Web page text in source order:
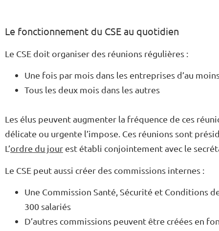
Le fonctionnement du CSE au quotidien
Le CSE doit organiser des réunions régulières :
Une fois par mois dans les entreprises d’au
Tous les deux mois dans les autres
Les élus peuvent augmenter la fréquence de ces
délicate ou urgente l’impose. Ces réunions sont
L’ordre du jour est établi conjointement avec le
Le CSE peut aussi créer des commissions internes :
Une Commission Santé, Sécurité et Conditions
300 salariés
D’autres commissions peuvent être créées en